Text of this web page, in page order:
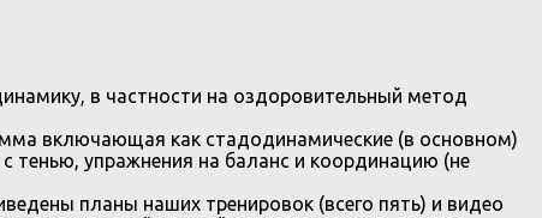
в частности на оздоровительный метод
включающая как стадодинамические (в основном)
тенью, упражнения на баланс и координацию (не
планы наших тренировок (всего пять) и видео